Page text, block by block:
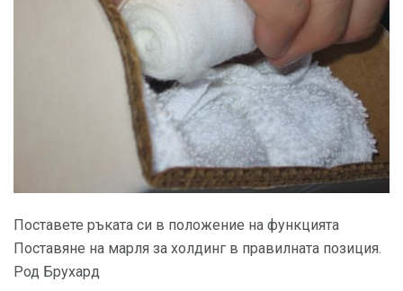
Поставете ръката си в положение на функцията
Поставяне на марля за холдинг в правилната позиция.
Род Брухард